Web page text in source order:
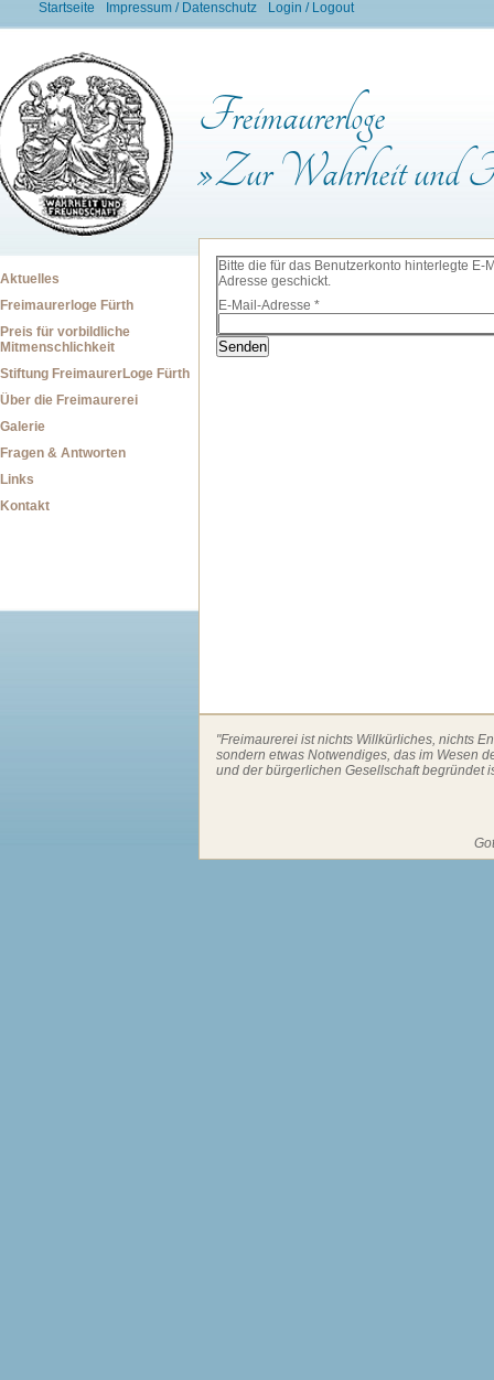
Startseite Impressum / Datenschutz Login / Logout
Freimaurerloge
»Zur Wahrheit und
Aktuelles
Freimaurerloge Fürth
Preis für vorbildliche
Mitmenschlichkeit
Stiftung FreimaurerLoge Fürth
Über die Freimaurerei
Galerie
Fragen & Antworten
Links
Kontakt
Bitte die für das Benutzerkonto hinterlegte
Adresse geschickt.
E-Mail-Adresse *
Senden
"Freimaurerei ist nichts Willkürliches, nichts
sondern etwas Notwendiges, das im Wesen
und der bürgerlichen Gesellschaft begründet